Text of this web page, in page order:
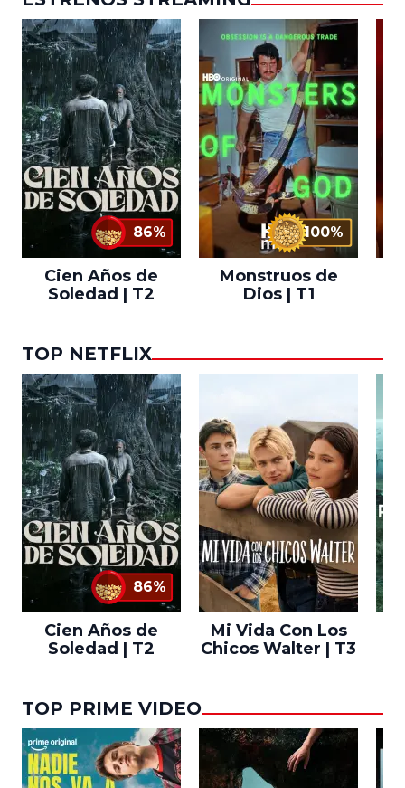
86%
Cien Años de
Soledad | T2
100%
Monstruos de
Dios | T1
TOP NETFLIX
86%
Cien Años de
Soledad | T2
Mi Vida Con Los
Chicos Walter | T3
TOP PRIME VIDEO